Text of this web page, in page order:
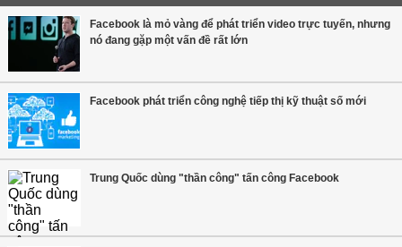
Facebook là mỏ vàng để phát triển video trực tuyến, nhưng
nó đang gặp một vấn đề rất lớn
Facebook phát triển công nghệ tiếp thị kỹ thuật số mới
Trung Quốc dùng "thần công" tấn công Facebook